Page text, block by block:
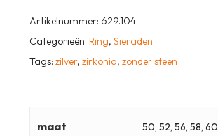
Artikelnummer: 629.104
Categorieën: Ring, Sieraden
Tags: zilver, zirkonia, zonder steen
maat 50, 52, 56, 58, 60